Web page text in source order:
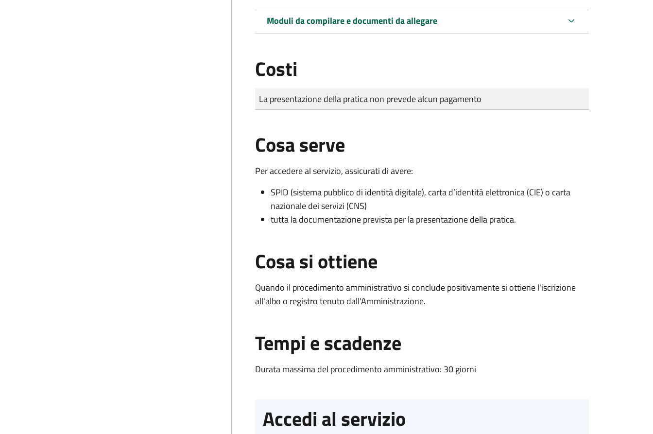
Moduli da compilare e documenti da allegare
Costi
Tipo di pagamento
Importo
La presentazione della pratica non prevede alcun pagamento
Cosa serve
Per accedere al servizio, assicurati di avere:
SPID (sistema pubblico di identità digitale), carta d’identità elettronica (CIE) o carta
nazionale dei servizi (CNS)
tutta la documentazione prevista per la presentazione della pratica.
Cosa si ottiene
Quando il procedimento amministrativo si conclude positivamente si ottiene l'iscrizione
all'albo o registro tenuto dall'Amministrazione.
Tempi e scadenze
Durata massima del procedimento amministrativo: 30 giorni
Accedi al servizio